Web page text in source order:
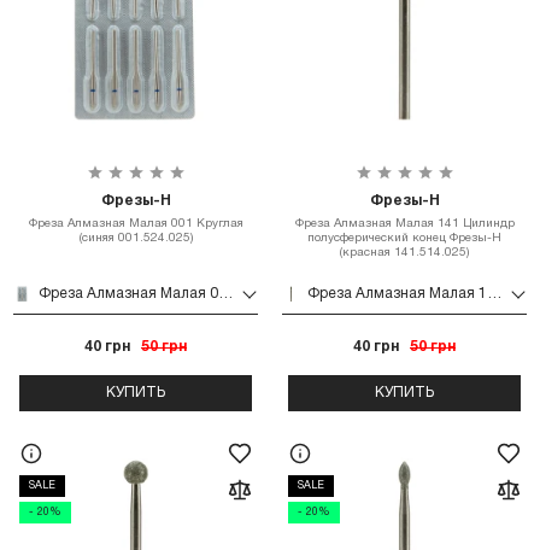
Фрезы-Н
Фреза Алмазная Малая 001 Круглая
(синяя 001.524.025)
40 грн 50 грн
КУПИТЬ
Фрезы-Н
Фреза Алмазная Малая 141 Цилиндр
полусферический конец Фрезы-Н
(красная 141.514.025)
40 грн 50 грн
КУПИТЬ
SALE
- 20%
SALE
- 20%